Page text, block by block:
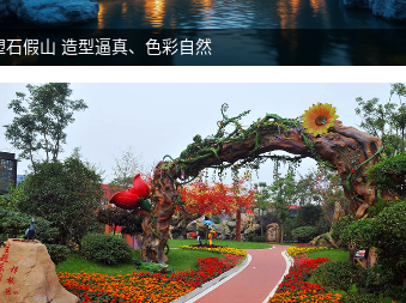
石假山 造型逼真、色彩自然